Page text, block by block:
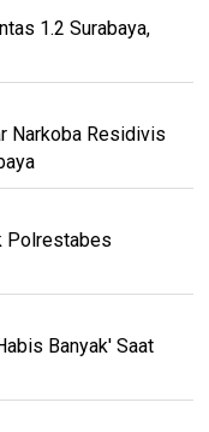
1.2 Surabaya,
Narkoba Residivis
Polrestabes
Banyak' Saat